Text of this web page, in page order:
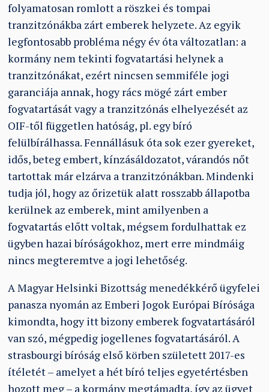
folyamatosan romlott a röszkei és tompai
tranzitzónákba zárt emberek helyzete. Az egyik
legfontosabb probléma négy év óta változatlan: a
kormány nem tekinti fogvatartási helynek a
tranzitzónákat, ezért nincsen semmiféle jogi
garanciája annak, hogy rács mögé zárt ember
fogvatartását vagy a tranzitzónás elhelyezését az
OIF-től független hatóság, pl. egy bíró
felülbírálhassa. Fennállásuk óta sok ezer gyereket,
idős, beteg embert, kínzásáldozatot, várandós nőt
tartottak már elzárva a tranzitzónákban. Mindenki
tudja jól, hogy az őrizetük alatt rosszabb állapotba
kerülnek az emberek, mint amilyenben a
fogvatartás előtt voltak, mégsem fordulhattak ez
ügyben hazai bíróságokhoz, mert erre mindmáig
nincs megteremtve a jogi lehetőség.
A Magyar Helsinki Bizottság menedékkérő ügyfelei
panasza nyomán az Emberi Jogok Európai Bírósága
kimondta, hogy itt bizony emberek fogvatartásáról
van szó, mégpedig jogellenes fogvatartásáról. A
strasbourgi bíróság első körben született 2017-es
ítéletét – amelyet a hét bíró teljes egyetértésben
hozott meg – a kormány megtámadta, így az ügyet